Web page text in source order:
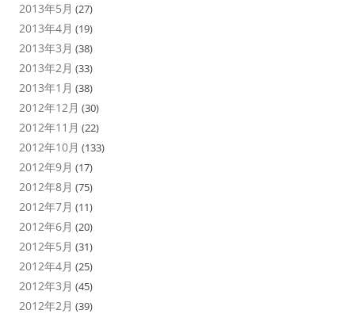
2013年5月 (27)
2013年4月 (19)
2013年3月 (38)
2013年2月 (33)
2013年1月 (38)
2012年12月 (30)
2012年11月 (22)
2012年10月 (133)
2012年9月 (17)
2012年8月 (75)
2012年7月 (11)
2012年6月 (20)
2012年5月 (31)
2012年4月 (25)
2012年3月 (45)
2012年2月 (39)